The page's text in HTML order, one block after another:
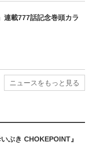
連載777話記念巻頭カラ
ニュースをもっと見る
ぶき CHOKEPOINT』